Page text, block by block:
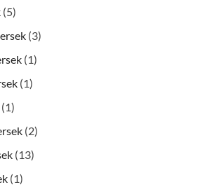
(5)
(3)
(1)
(1)
(1)
(2)
(13)
(1)